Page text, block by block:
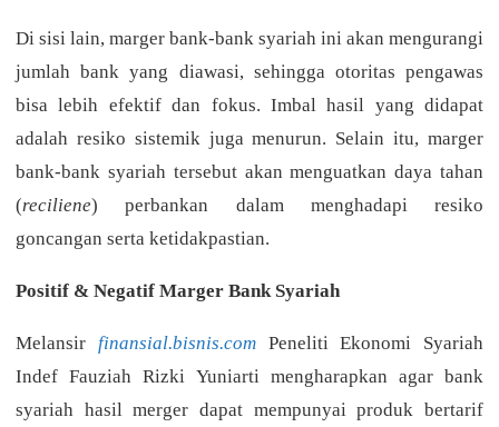
Di sisi lain, marger bank-bank syariah ini akan mengurangi
jumlah bank yang diawasi, sehingga otoritas pengawas
bisa lebih efektif dan fokus. Imbal hasil yang didapat
adalah resiko sistemik juga menurun. Selain itu, marger
bank-bank syariah tersebut akan menguatkan daya tahan
(reciliene) perbankan dalam menghadapi resiko
goncangan serta ketidakpastian.
Positif & Negatif Marger Bank Syariah
Melansir finansial.bisnis.comPeneliti Ekonomi Syariah
Indef Fauziah Rizki Yuniarti mengharapkan agar bank
syariah hasil merger dapat mempunyai produk bertarif